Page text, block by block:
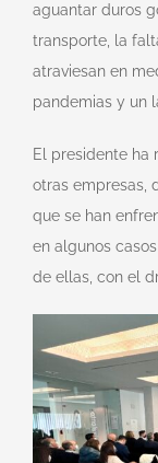
aguantar duros
transporte, la
atraviesan en
pandemias y un
El presidente ha
otras empresas,
que se han
en algunos
de ellas, con el